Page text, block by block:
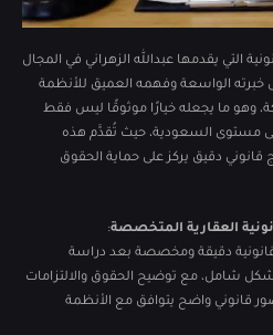
التي يقدمها عبدالله الزهراني في المجال
خبرته الواسعة وفهمه العميق للأنظمة
وهو ما يجعله خيارًا موثوقًا ليس فقط
مستوى السعودية، حيث تُقدَّم هذه
دقيق يركز على حماية الحقوق
العقارية المتخصصة:
دقيقة ومخصصة بعد دراسة
شامل، مع توضيح الحقوق والالتزامات
قانوني واضح يتوافق مع الأنظمة